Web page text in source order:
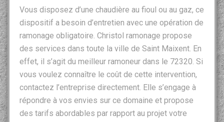
Vous disposez d’une chaudière au fioul ou au gaz, ce
dispositif a besoin d’entretien avec une opération de
ramonage obligatoire. Christol ramonage propose
des services dans toute la ville de Saint Maixent. En
effet, il s’agit du meilleur ramoneur dans le 72320. Si
vous voulez connaître le coût de cette intervention,
contactez l’entreprise directement. Elle s’engage à
répondre à vos envies sur ce domaine et propose
des tarifs abordables par rapport au projet votre